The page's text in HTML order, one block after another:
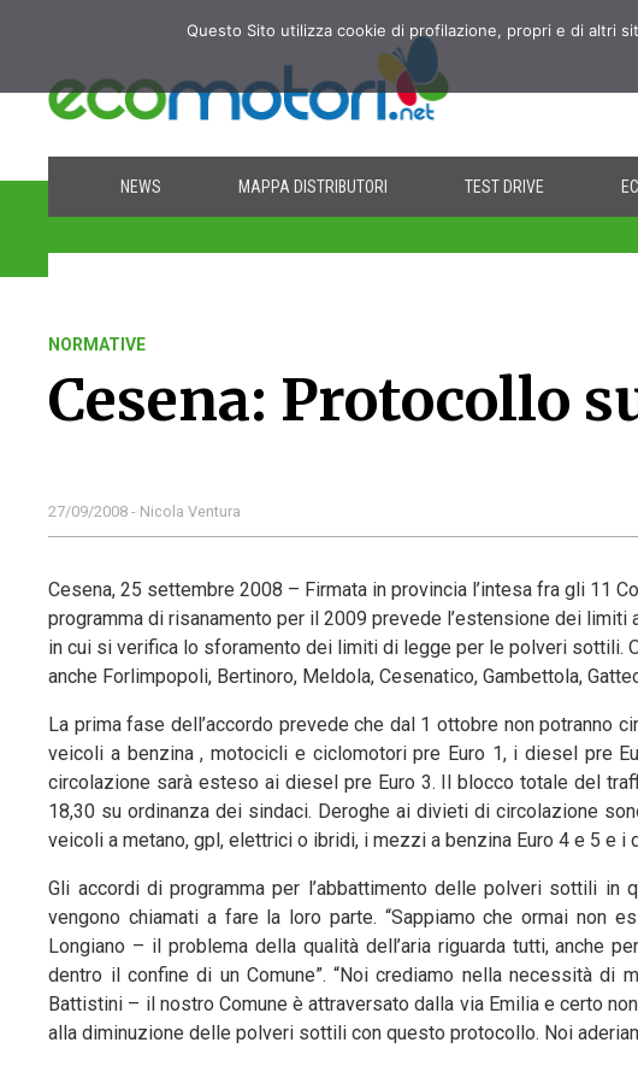
NEWS MAPPA DISTRIBUTORI TEST DRIVE
NORMATIVE
Cesena: Protocollo
27/09/2008 - Nicola Ventura
Cesena, 25 settembre 2008 – Firmata in provincia l’intesa fra gli 11
programma di risanamento per il 2009 prevede l’estensione dei
in cui si verifica lo sforamento dei limiti di legge per le polveri sottili.
anche Forlimpopoli, Bertinoro, Meldola, Cesenatico, Gambettola,
La prima fase dell’accordo prevede che dal 1 ottobre non potranno
veicoli a benzina , motocicli e ciclomotori pre Euro 1, i diesel pre
circolazione sarà esteso ai diesel pre Euro 3. Il blocco totale del
18,30 su ordinanza dei sindaci. Deroghe ai divieti di circolazione
veicoli a metano, gpl, elettrici o ibridi, i mezzi a benzina Euro 4 e 5 e
Gli accordi di programma per l’abbattimento delle polveri sottili in
vengono chiamati a fare la loro parte. “Sappiamo che ormai non
Longiano – il problema della qualità dell’aria riguarda tutti, anche
dentro il confine di un Comune”. “Noi crediamo nella necessità di
Battistini – il nostro Comune è attraversato dalla via Emilia e certo
alla diminuzione delle polveri sottili con questo protocollo. Noi
Questo Sito utilizza cookie di profilazione, propri e di altri